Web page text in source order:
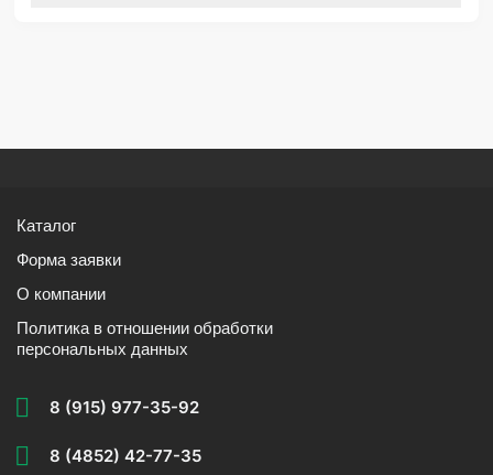
Каталог
Форма заявки
О компании
Политика в отношении обработки
персональных данных
8 (915) 977-35-92
8 (4852) 42-77-35